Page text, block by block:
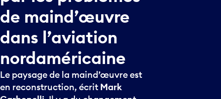
de maind’œuvre
dans l’aviation
nordaméricaine
Le paysage de la maind’œuvre est
en reconstruction, écrit Mark